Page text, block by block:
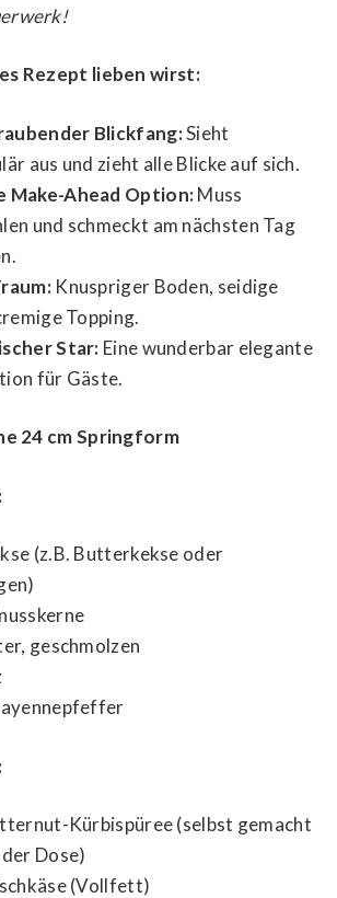
Rezept lieben wirst:
Blickfang:Sieht
aus und zieht alle Blicke auf sich.
Make-Ahead Option:Muss
und schmeckt am nächsten Tag
Knuspriger Boden, seidige
Topping.
Star: Eine wunderbar elegante
für Gäste.
24 cm Springform
(z.B. Butterkekse oder
geschmolzen
Kürbispüree (selbst gemacht
Dose)
(Vollfett)